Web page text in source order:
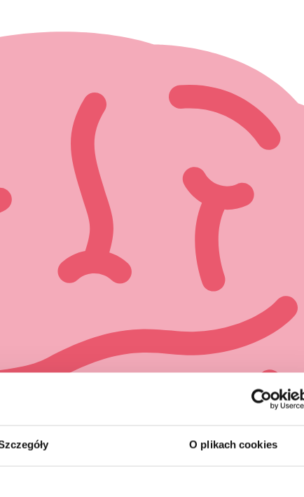
O plikach cookies